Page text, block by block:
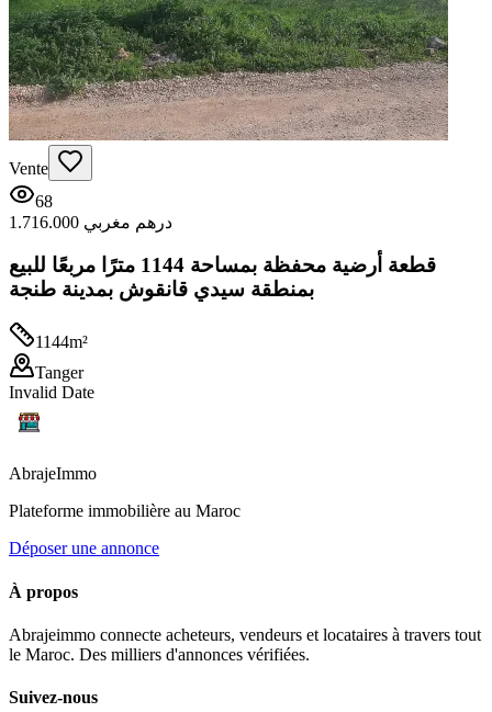
Vente
68
1.716.000 درهم مغربي
قطعة أرضية محفظة بمساحة 1144 مترًا مربعًا للبيع
بمنطقة سيدي قانقوش بمدينة طنجة
1144m²
Tanger
Invalid Date
AbrajeImmo
Plateforme immobilière au Maroc
Déposer une annonce
À propos
Abrajeimmo connecte acheteurs, vendeurs et locataires à travers tout
le Maroc. Des milliers d'annonces vérifiées.
Suivez-nous